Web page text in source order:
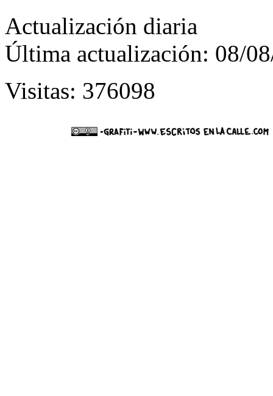
Actualización diaria
Última actualización: 08/
Visitas: 376098